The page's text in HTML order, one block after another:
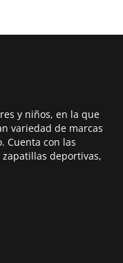
y niños, en la que
variedad de marcas
Cuenta con las
deportivas,